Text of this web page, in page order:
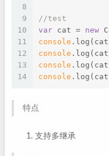
8
9
10
11
12
13
14
//test
var cat = new
console
console
console .log(cat
console .log(cat
特点
支持多继承